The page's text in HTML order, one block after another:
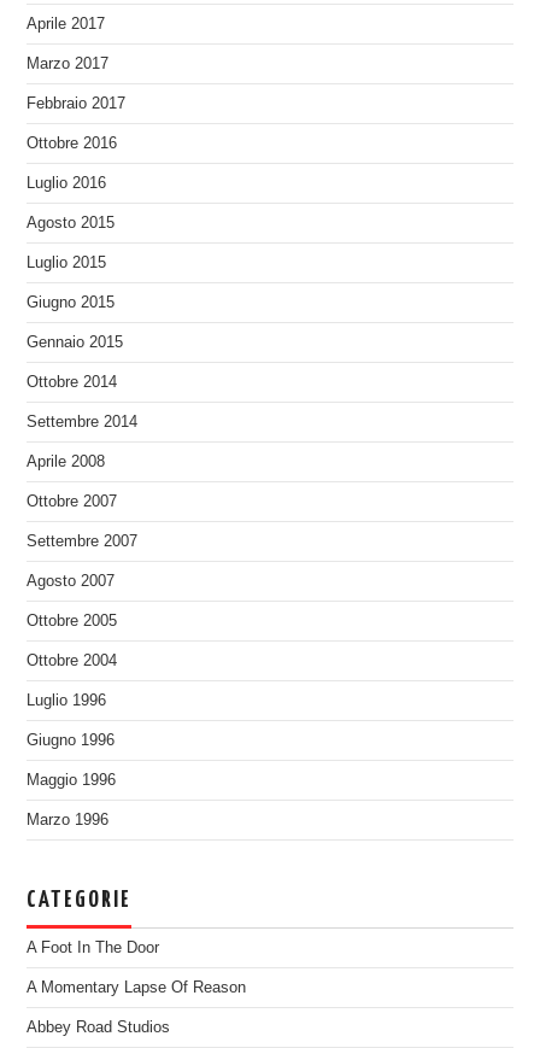
Aprile 2017
Marzo 2017
Febbraio 2017
Ottobre 2016
Luglio 2016
Agosto 2015
Luglio 2015
Giugno 2015
Gennaio 2015
Ottobre 2014
Settembre 2014
Aprile 2008
Ottobre 2007
Settembre 2007
Agosto 2007
Ottobre 2005
Ottobre 2004
Luglio 1996
Giugno 1996
Maggio 1996
Marzo 1996
CATEGORIE
A Foot In The Door
A Momentary Lapse Of Reason
Abbey Road Studios